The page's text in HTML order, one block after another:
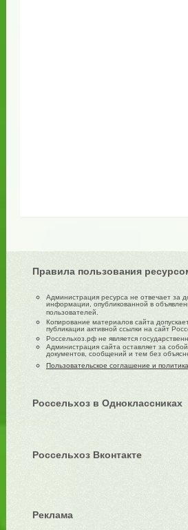
Правила пользования
Администрация ресурса не отвечает за
информации, опубликованной в
пользователей.
Копирование материалов сайта
публикации активной ссылки на сайт
Россельхоз.рф не является
Администрация сайта оставляет за
документов, сообщений и тем без
Пользовательское соглашение и
Россельхоз в Одноклассниках
Россельхоз Вконтакте
Реклама